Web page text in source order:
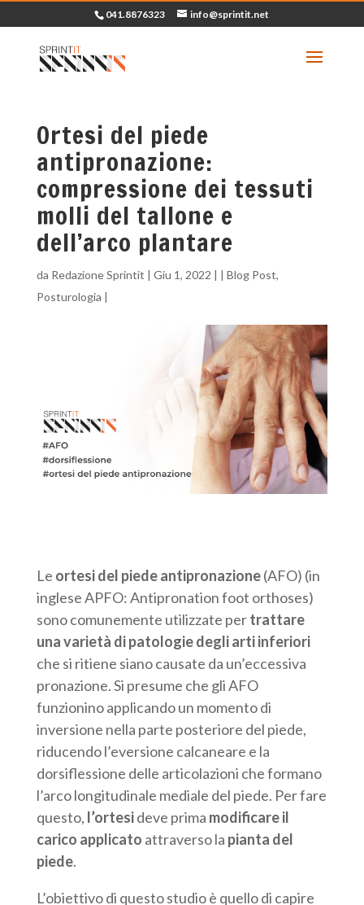
041.8876323 info@sprintit.net
Ortesi del piede
antipronazione:
compressione dei tessuti
molli del tallone e
dell’arco plantare
da Redazione Sprintit | Giu 1, 2022 | | Blog Post,
Posturologia |
Le ortesi del piede antipronazione(AFO) (in
inglese APFO: Antipronation foot orthoses)
sono comunemente utilizzate pertrattare
una varietà di patologie degli arti inferiori
che si ritiene siano causate da un’eccessiva
pronazione. Si presume che gli AFO
funzionino applicando un momento di
inversione nella parte posteriore del piede,
riducendo l’eversione calcaneare e la
dorsiflessione delle articolazioni che formano
l’arco longitudinale mediale del piede. Per fare
questo, l’ortesideve prima modificare il
carico applicato attraverso la pianta del
piede.
L’obiettivo di questo studio è quello di capire